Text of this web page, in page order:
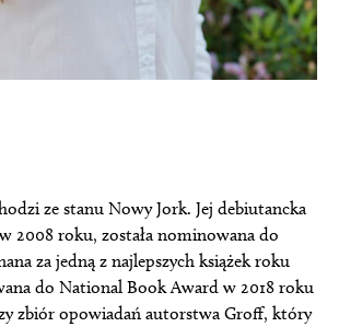
ze stanu Nowy Jork. Jej debiutancka
2008 roku, została nominowana do
za jedną z najlepszych książek roku
do National Book Award w 2018 roku
zbiór opowiadań autorstwa Groff, który